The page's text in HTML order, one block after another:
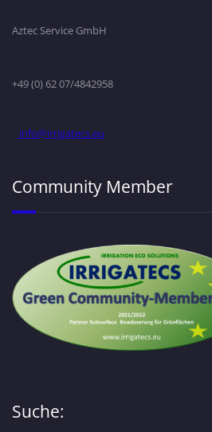
Aztec Service GmbH
+49 (0) 62 07/4842958
info@irrigatecs.eu
Community Member
Suche: